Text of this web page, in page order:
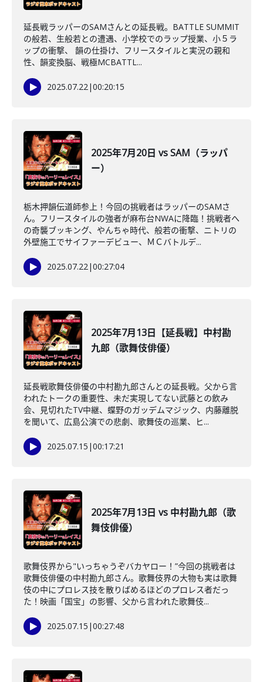
延長戦ラッパーのSAMさんとの延長戦。BATTLE SUMMIT
の般若、生般若との遭遇、小学校でのラップ授業、小５ラ
ップの衝撃、 韻の仕掛け、フリースタイルと実況の親和
性、韻変換脳、戦極MCBATTL...
2025.07.22|00:20:15
2025年7月20日 vs SAM（ラッパ
ー）
栃木押韻伝道師参上！今回の挑戦者はラッパーのSAMさ
ん。フリースタイルの強者が麻布台NWAに降臨！挑戦者へ
の奇襲ブッキング、やんちゃ時代、般若の衝撃、ニトリの
外壁施工でサイファーデビュー、ＭＣバトルデ...
2025.07.22|00:27:04
2025年7月13日【延長戦】中村勘
九郎（歌舞伎俳優）
延長戦歌舞伎俳優の中村勘九郎さんとの延長戦。父から言
われたトークの重要性、未だ実現してない武藤との飲み
会、見切れたTV中継、蝶野のガッデムマジック、内藤離脱
を聞いて、広島公演での悲劇、歌舞伎の巡業、ヒ...
2025.07.15 |00:17:21
2025年7月13日 vs 中村勘九郎（歌
舞伎俳優）
歌舞伎界から"いっちゃうぞバカヤロー！”今回の挑戦者は
歌舞伎俳優の中村勘九郎さん。歌舞伎界の大物も実は歌舞
伎の中にプロレス技を散りばめるほどのプロレス者だっ
た！映画「国宝」の影響、父から言われた歌舞伎...
2025.07.15 |00:27:48